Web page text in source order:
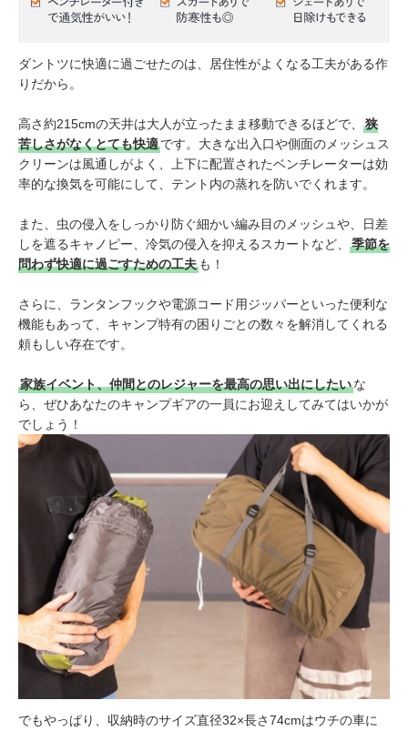
ダントツに快適に過ごせたのは、居住性がよくなる工夫がある作
りだから。
高さ約215cmの天井は大人が立ったまま移動できるほどで、
狭
苦しさがなくとても快適です。 大きな出入口や側面のメッシュス
クリーンは風通しがよく、上下に配置されたベンチレーターは効
率的な換気を可能にして、 テント内の蒸れを防いでくれます。
また、虫の侵入をしっかり防ぐ細かい編み目のメッシュや、日差
しを遮るキャノピー、冷気の侵入を抑えるスカートなど、
季節を
問わず快適に過ごすための工夫 も！
さらに、ランタンフックや電源コード用ジッパーといった便利な
機能もあって、キャンプ特有の困りごとの数々を解消してくれる
頼もしい存在です。
家族イベント、仲間とのレジャーを最高の思い出にしたいな
ら、ぜひあなたのキャンプギアの一員にお迎えしてみてはいかが
でしょう！
でもやっぱり、収納時のサイズ直径32×長さ74cmはウチの車に